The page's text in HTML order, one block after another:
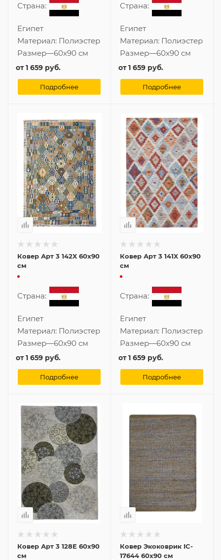
Страна:
Египет
Материал: Полиэстер
Размер—60x90 см
от1 659 руб.
Подробнее
Страна:
Египет
Материал: Полиэстер
Размер—60x90 см
от1 659 руб.
Подробнее
Ковер Арт 3 142X 60x90
см
Страна:
Египет
Материал: Полиэстер
Размер—60x90 см
от1 659 руб.
Подробнее
Ковер Арт 3 141X 60x90
см
Страна:
Египет
Материал: Полиэстер
Размер—60x90 см
от1 659 руб.
Подробнее
Ковер Арт 3 128E 60x90
см
Ковер Экоковрик IC-
17644 60x90 см